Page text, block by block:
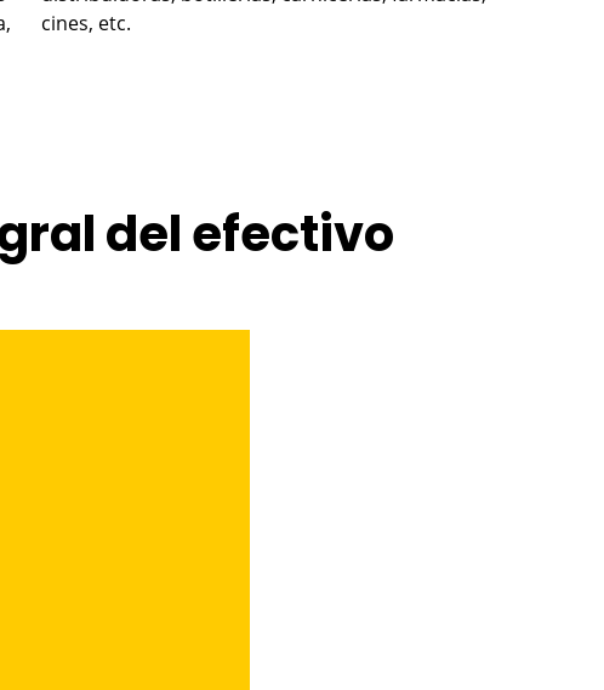
• Velocidad del ingresador: 90
billetes/minuto.
cines, etc.
del efectivo